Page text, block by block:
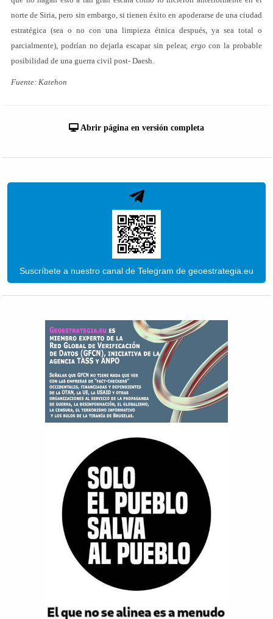
norte de Siria, pero sin embargo, si tienen éxito en apoderarse de una ciudad
estratégica (sea o no con una limpieza étnica después, ya sea total o
parcialmente), podrían no dejarla escapar sin pelear, ergo con la probable
posibilidad de una guerra civil post- Daesh.
Fuente: Katehon
Abrir página en versión completa
Suscríbete a nuestro canal de Telegram de geoestrategia.eu